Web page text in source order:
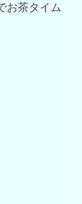
お茶タイム